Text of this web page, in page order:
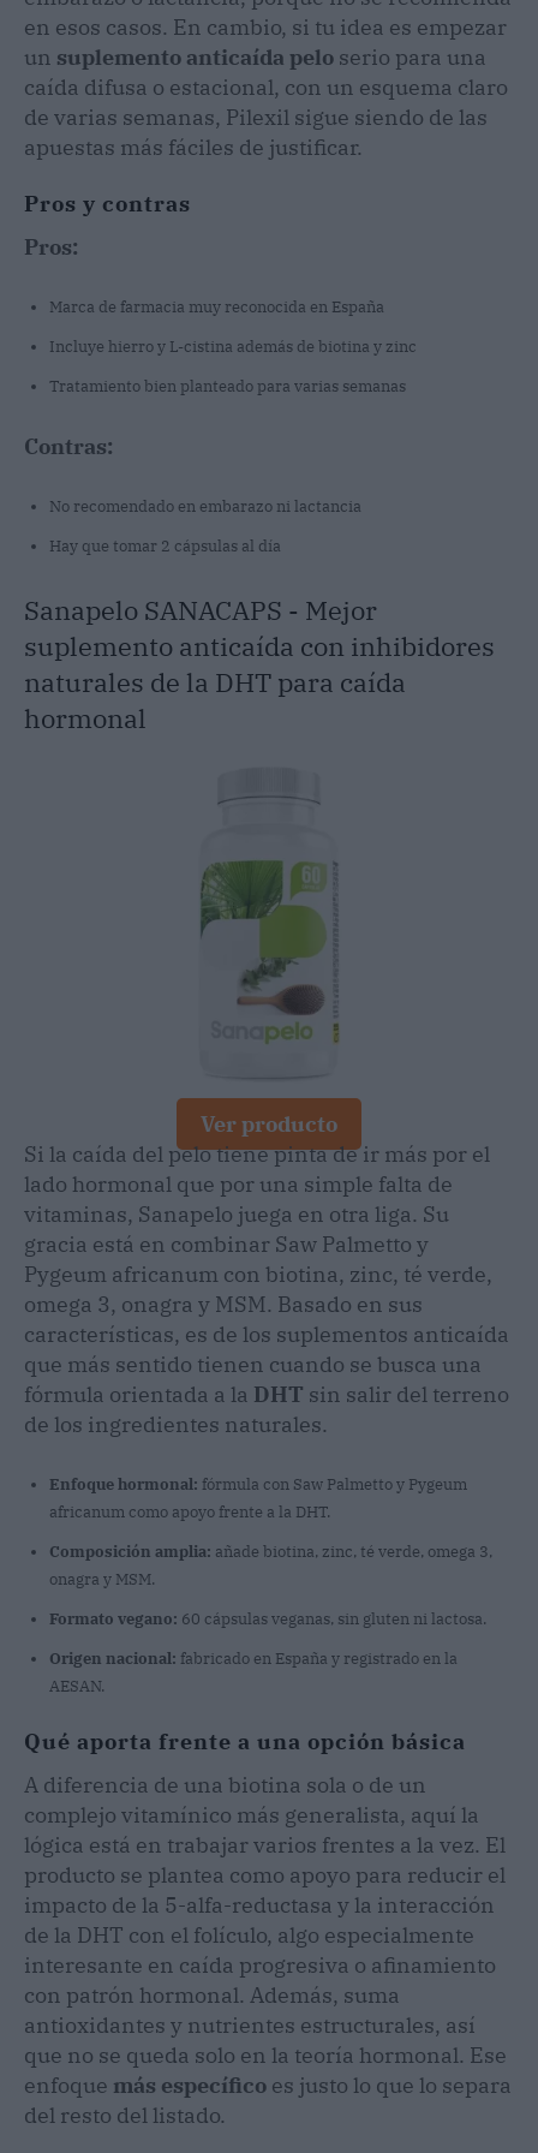
en esos casos. En cambio, si tu idea es empezar
un suplemento anticaída pelo serio para una
caída difusa o estacional, con un esquema claro
de varias semanas, Pilexil sigue siendo de las
apuestas más fáciles de justificar.
Pros y contras
Pros:
Marca de farmacia muy reconocida en España
Incluye hierro y L-cistina además de biotina y zinc
Tratamiento bien planteado para varias semanas
Contras:
No recomendado en embarazo ni lactancia
Hay que tomar 2 cápsulas al día
Sanapelo SANACAPS - Mejor
suplemento anticaída con inhibidores
naturales de la DHT para caída
hormonal
Ver producto
Si la caída del pelo tiene pinta de ir más por el
lado hormonal que por una simple falta de
vitaminas, Sanapelo juega en otra liga. Su
gracia está en combinar Saw Palmetto y
Pygeum africanum con biotina, zinc, té verde,
omega 3, onagra y MSM. Basado en sus
características, es de los suplementos anticaída
que más sentido tienen cuando se busca una
fórmula orientada a la DHT sin salir del terreno
de los ingredientes naturales.
Enfoque hormonal: fórmula con Saw Palmetto y Pygeum
africanum como apoyo frente a la DHT.
Composición amplia: añade biotina, zinc, té verde, omega 3,
onagra y MSM.
Formato vegano: 60 cápsulas veganas, sin gluten ni lactosa.
Origen nacional: fabricado en España y registrado en la
AESAN.
Qué aporta frente a una opción básica
A diferencia de una biotina sola o de un
complejo vitamínico más generalista, aquí la
lógica está en trabajar varios frentes a la vez. El
producto se plantea como apoyo para reducir el
impacto de la 5-alfa-reductasa y la interacción
de la DHT con el folículo, algo especialmente
interesante en caída progresiva o afinamiento
con patrón hormonal. Además, suma
antioxidantes y nutrientes estructurales, así
que no se queda solo en la teoría hormonal. Ese
enfoque más específico es justo lo que lo separa
del resto del listado.